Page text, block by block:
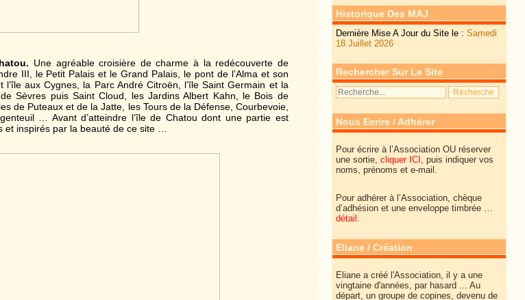
Une agréable croisière de charme à la redécouverte de
III, le Petit Palais et le Grand Palais, le pont de l’Alma et son
aux Cygnes, la Parc André Citroën, l’île Saint Germain et la
Sèvres puis Saint Cloud, les Jardins Albert Kahn, le Bois de
de Puteaux et de la Jatte, les Tours de la Défense, Courbevoie,
… Avant d’atteindre l’île de Chatou dont une partie est
et inspirés par la beauté de ce site …
Historique Des MAJ
Dernière Mise A Jour du Site le :Samedi
18 Juillet 2026
Rechercher Sur Le Site
Nous Ecrire / Adhérer
Pour écrire à l’Association OU réserver
une sortie,cliquer ICI , puis indiquer vos
noms, prénoms et e-mail.
Pour adhérer à l’Association, chèque
d’adhésion et une enveloppe timbrée …
détail .
Eliane / Création
Eliane a créé l'Association, il y a une
vingtaine d'années, par hasard ... Au
départ, un groupe de copines, devenu de